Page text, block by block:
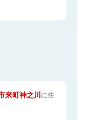
来町神之川に住